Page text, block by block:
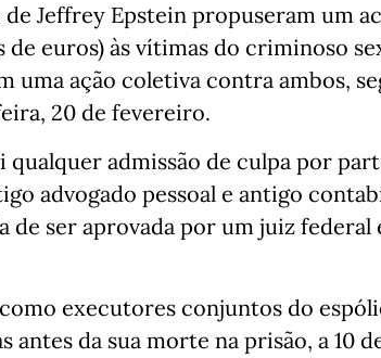
Jeffrey Epstein propuseram um
de euros) às vítimas do criminoso
ação coletiva contra ambos,
20 de fevereiro.
admissão de culpa por
advogado pessoal e antigo
de ser aprovada por um juiz federal
executores conjuntos do
da sua morte na prisão, a 10